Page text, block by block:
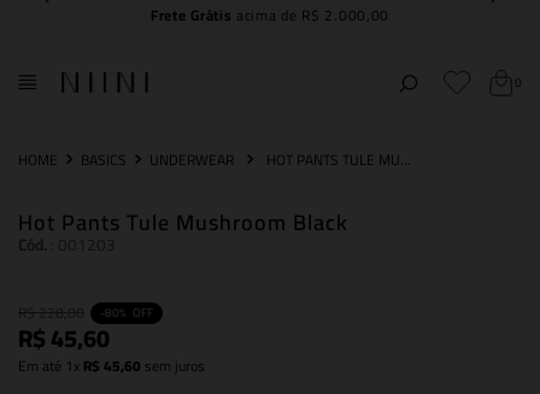
Frete Grátisacima de R$ 2.000,00
0
BASICS UNDERWEAR HOT PANTS TULE MUSHROOM BLACK
Hot Pants Tule Mushroom Black
-80% OFF
R$45,60
Em até 1xR$45,60 sem juros